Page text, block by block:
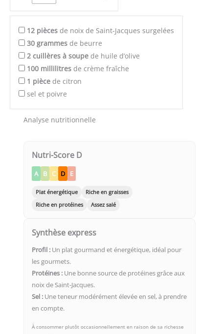
12 pièces de noix de Saint-Jacques surgelées
30 grammes de beurre
2 cuillères à soupe de huile d’olive
100 millilitres de crème fraîche
1 pièce de citron
sel et poivre
Analyse nutritionnelle
Nutri-Score D
A B C D E
Plat énergétique
Riche en graisses
Riche en protéines
Assez salé
Synthèse express
Profil : Un plat gourmand et énergétique, idéal pour
les gourmets.
Protéines : Une bonne source de protéines grâce aux
noix de Saint-Jacques.
Sel : Une teneur modérément élevée en sel, à prendre
en compte.
À consommer plutôt occasionnellement en raison de sa richesse